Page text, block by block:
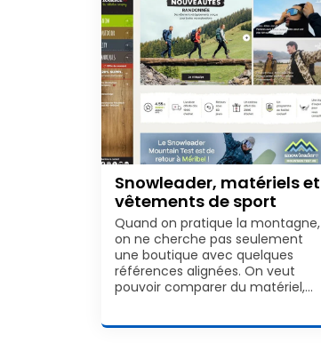
Snowleader, matériels et
vêtements de sport
Quand on pratique la montagne,
on ne cherche pas seulement
une boutique avec quelques
références alignées. On veut
pouvoir comparer du matériel,…